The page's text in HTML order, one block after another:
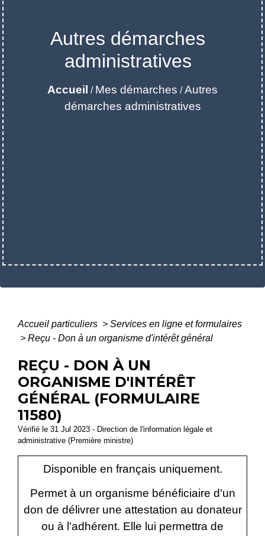
Autres démarches
administratives
Accueil / Mes démarches /Autres
démarches administratives
Accueil particuliers > Services en ligne et formulaires
> Reçu - Don à un organisme d'intérêt général
REÇU - DON À UN
ORGANISME D'INTÉRÊT
GÉNÉRAL (FORMULAIRE
11580)
Vérifié le 31 Jul 2023 - Direction de l'information légale et
administrative (Première ministre)
Disponible en français uniquement.
Permet à un organisme bénéficiaire d'un
don de délivrer une attestation au donateur
ou à l'adhérent. Elle lui permettra de